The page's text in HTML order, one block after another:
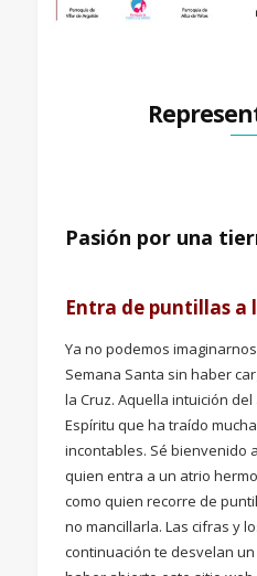
Pasión por una
Entra de puntillas a
Ya no podemos
Semana Santa sin haber
la Cruz. Aquella intuición
Espíritu que ha traído
incontables. Sé bienvenido
quien entra a un atrio
como quien recorre de
no mancillarla. Las cifras y
continuación te desvelan